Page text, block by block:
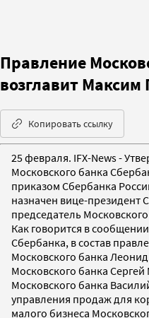
Правление
возглавит Максим
Копировать ссылку
25 февраля. IFX-News -
Московского банка
приказом Сбербанка
назначен вице-президент
председатель
Как говорится в
Сбербанка, в состав
Московского банка
Московского банка
Московского банка
управления продаж для
малого бизнеса